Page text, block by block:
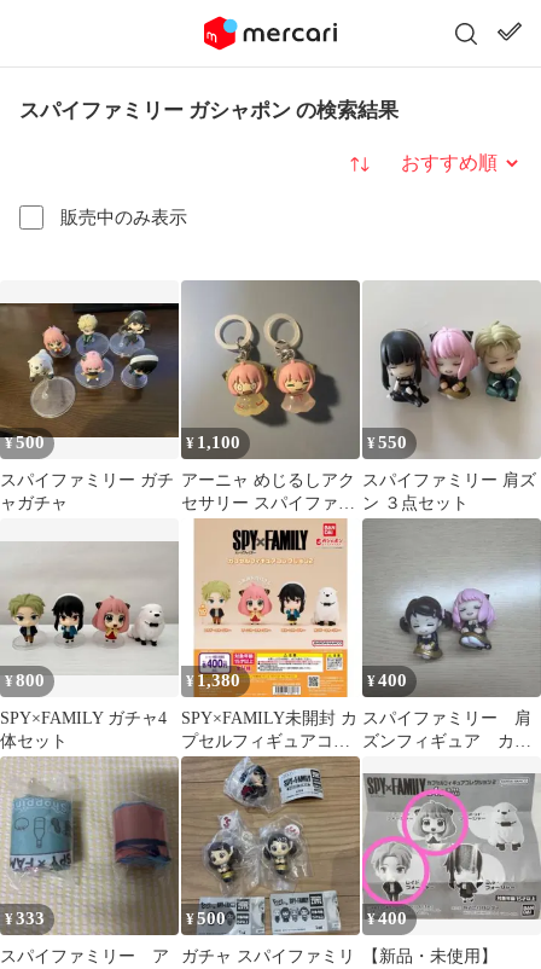
スパイファミリー ガシャポン の検索結果
販売中のみ表示
並び替え
¥500
スパイファミリー ガチ
ャガチャ
¥ 1,100
アーニャ めじるしアク
セサリー スパイファミ
¥550
スパイファミリー 肩ズ
ン ３点セット
¥800
SPY×FAMILY ガチャ4
体セット
¥ 1,380
SPY×FAMILY未開封 カ
プセルフィギュアコレ
クション2 コンプリー
ト
¥400
スパイファミリー 肩
ズンフィギュア カプ
¥333
スパイファミリー ア
¥500
ガチャ スパイファミリ
¥400
【新品・未使用】